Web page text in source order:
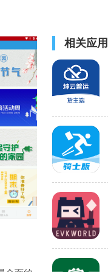
相关应用